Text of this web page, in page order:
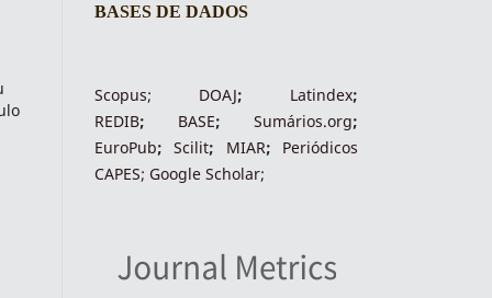
BASES DE DADOS
Scopus; DOAJ; Latindex;
REDIB; BASE; Sumários.org;
EuroPub; Scilit; MIAR; Periódicos
CAPES; Google Scholar;